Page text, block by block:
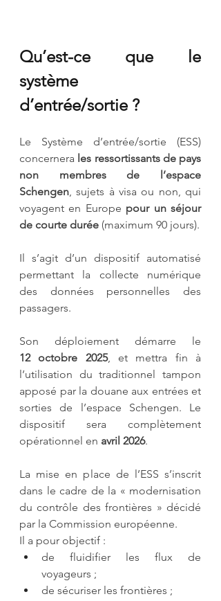
Qu’est-ce que le
système
d’entrée/sortie ?
Le Système d’entrée/sortie (ESS)
concernera les ressortissants de pays
non membres de l’espace
Schengen, sujets à visa ou non, qui
voyagent en Europe pour un séjour
de courte durée (maximum 90 jours).
Il s’agit d’un dispositif automatisé
permettant la collecte numérique
des données personnelles des
passagers.
12 octobre 2025, et mettra fin à
l’utilisation du traditionnel tampon
apposé par la douane aux entrées et
sorties de l’espace Schengen. Le
dispositif sera complètement
opérationnel en avril 2026.
La mise en place de l’ESS s’inscrit
dans le cadre de la « modernisation
du contrôle des frontières » décidé
par la Commission européenne.
Il a pour objectif :
de fluidifier les flux de
voyageurs ;
de sécuriser les frontières ;